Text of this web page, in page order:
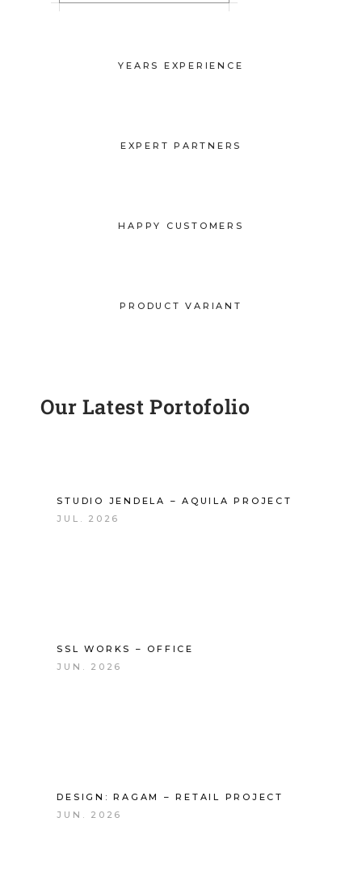
YEARS EXPERIENCE
EXPERT PARTNERS
HAPPY CUSTOMERS
PRODUCT VARIANT
Our Latest Portofolio
STUDIO JENDELA – AQUILA PROJECT
JUL. 2026
SSL WORKS – OFFICE
JUN. 2026
DESIGN: RAGAM – RETAIL PROJECT
JUN. 2026